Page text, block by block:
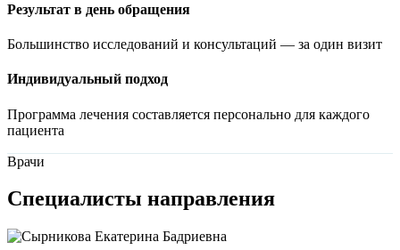
Результат в день обращения
Большинство исследований и консультаций — за один визит
Индивидуальный подход
Программа лечения составляется персонально для каждого
пациента
Врачи
Специалисты направления